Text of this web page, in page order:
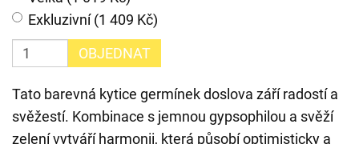
Exkluzivní (1 409 Kč)
OBJEDNAT
Tato barevná kytice germínek doslova září radostí a
svěžestí. Kombinace s jemnou gypsophilou a svěží
zelení vytváří harmonii, která působí optimisticky a